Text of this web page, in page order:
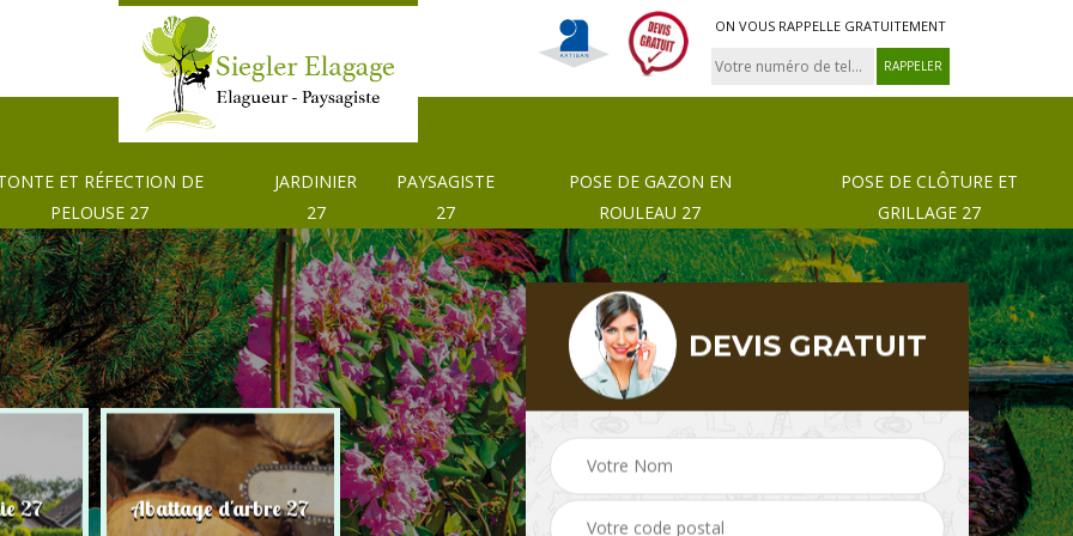
ON VOUS RAPPELLE GRATUITEMENT
ET RÉFECTION DE
PELOUSE 27
JARDINIER
27
PAYSAGISTE
27
POSE DE GAZON EN
ROULEAU 27
POSE DE CLÔTURE ET
GRILLAGE 27
27 Abattage d'arbre 27 Tonte et réfection de
pelouse 27 Paysagiste 27 Pose de gazon en
rouleau 27
DEVIS GRATUIT